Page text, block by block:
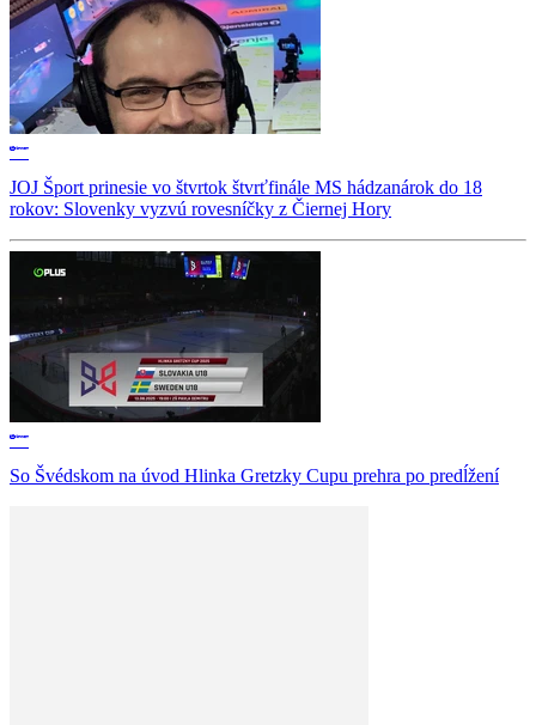
JOJ Šport prinesie vo štvrtok štvrťfinále MS hádzanárok do 18
rokov: Slovenky vyzvú rovesníčky z Čiernej Hory
So Švédskom na úvod Hlinka Gretzky Cupu prehra po predĺžení